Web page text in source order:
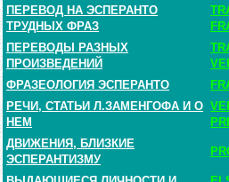
ПЕРЕВОД НА ЭСПЕРАНТО
ТРУДНЫХ ФРАЗ
ПЕРЕВОДЫ РАЗНЫХ
ПРОИЗВЕДЕНИЙ
ФРАЗЕОЛОГИЯ ЭСПЕРАНТО
РЕЧИ, СТАТЬИ Л.ЗАМЕНГОФА И О
НЕМ
ДВИЖЕНИЯ, БЛИЗКИЕ
ЭСПЕРАНТИЗМУ